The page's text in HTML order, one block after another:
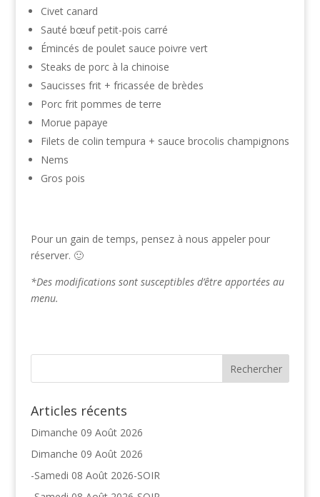
Civet canard
Sauté bœuf petit-pois carré
Émincés de poulet sauce poivre vert
Steaks de porc à la chinoise
Saucisses frit + fricassée de brèdes
Porc frit pommes de terre
Morue papaye
Filets de colin tempura + sauce brocolis champignons
Nems
Gros pois
Pour un gain de temps, pensez à nous appeler pour
réserver. 🙂
*Des modifications sont susceptibles d’être apportées au
menu.
Articles récents
Dimanche 09 Août 2026
Dimanche 09 Août 2026
-Samedi 08 Août 2026-SOIR